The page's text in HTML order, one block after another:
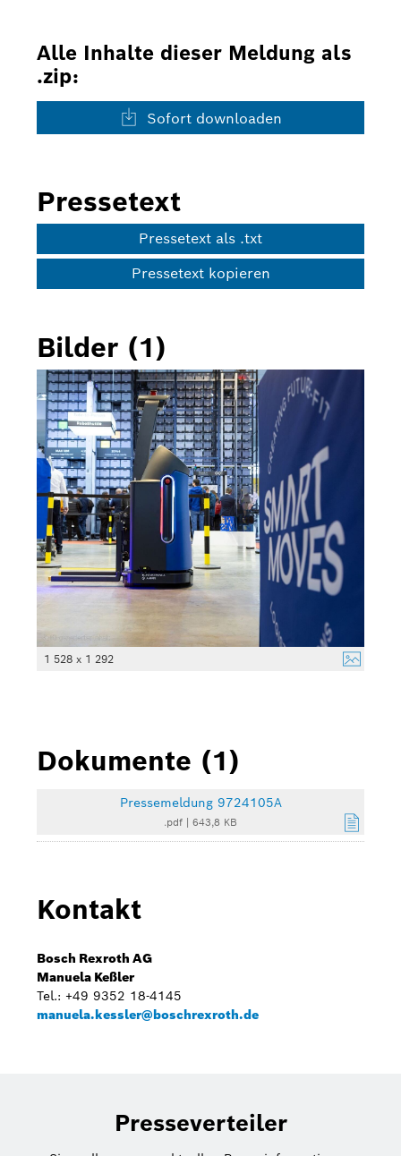
Alle Inhalte dieser Meldung als
.zip:
Sofort downloaden
Pressetext
Pressetext als .txt
Pressetext kopieren
Bilder (1)
1 528 x 1 292
Dokumente (1)
Pressemeldung 9724105A
.pdf | 643,8 KB
Kontakt
Bosch Rexroth AG
Manuela Keßler
Tel.: +49 9352 18-4145
manuela.kessler@boschrexroth.de
Presseverteiler